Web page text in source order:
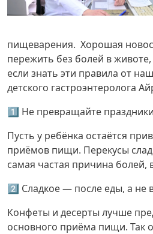
пищеварения. Хорошая
пережить без болей в
если знать эти правила от
детского гастроэнтеролога
1️⃣ Не превращайте
Пусть у ребёнка остаётся
приёмов пищи. Перекусы
самая частая причина болей,
2️⃣ Сладкое — после еды, а не
Конфеты и десерты лучше
основного приёма пищи. Так